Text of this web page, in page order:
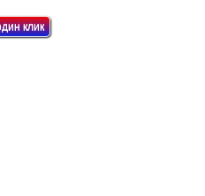
клик